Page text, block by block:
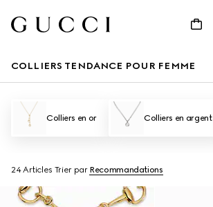
COLLIERS TENDANCE POUR FEMME
Colliers en or Colliers en argent
24 Articles Trier par Recommandations